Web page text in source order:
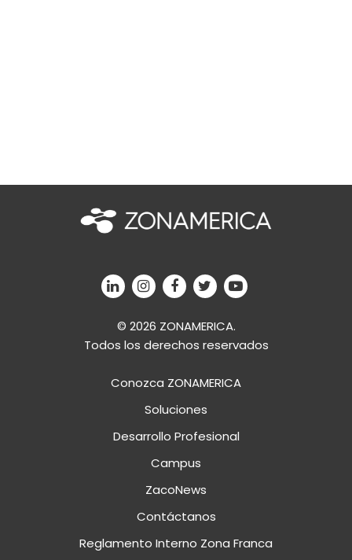
© 2026 ZONAMERICA.
Todos los derechos reservados
Conozca ZONAMERICA
Soluciones
Desarrollo Profesional
Campus
ZacoNews
Contáctanos
Reglamento Interno Zona Franca